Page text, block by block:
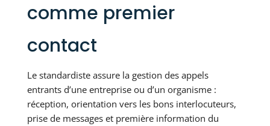
comme premier
contact
Le standardiste assure la gestion des appels
entrants d’une entreprise ou d’un organisme :
réception, orientation vers les bons interlocuteurs,
prise de messages et première information du